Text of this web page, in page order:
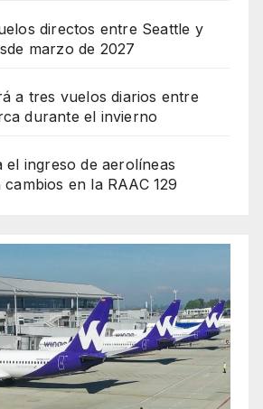
directos entre Seattle y
marzo de 2027
a tres vuelos diarios entre
durante el invierno
el ingreso de aerolíneas
en la RAAC 129